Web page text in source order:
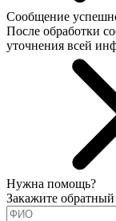
Сообщение
После обработки
уточнения всей
Нужна помощь?
Закажите